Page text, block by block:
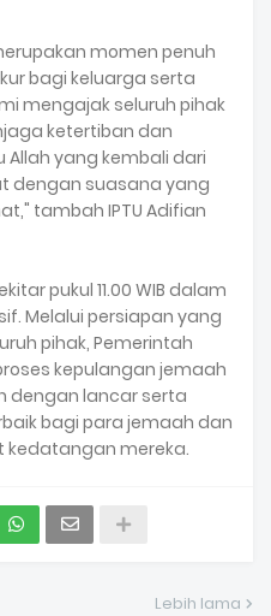
momen penuh
bagi keluarga serta
mengajak seluruh pihak
ketertiban dan
yang kembali dari
dengan suasana yang
tambah IPTU Adifian
pukul 11.00 WIB dalam
Melalui persiapan yang
pihak, Pemerintah
kepulangan jemaah
dengan lancar serta
bagi para jemaah dan
kedatangan mereka.
Lebih lama